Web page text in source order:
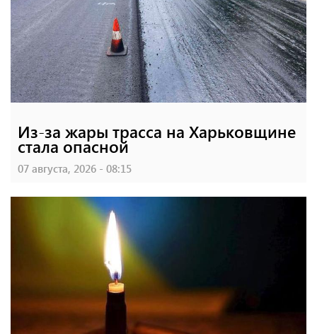
Из-за жары трасса на Харьковщине
стала опасной
07 августа, 2026 - 08:15